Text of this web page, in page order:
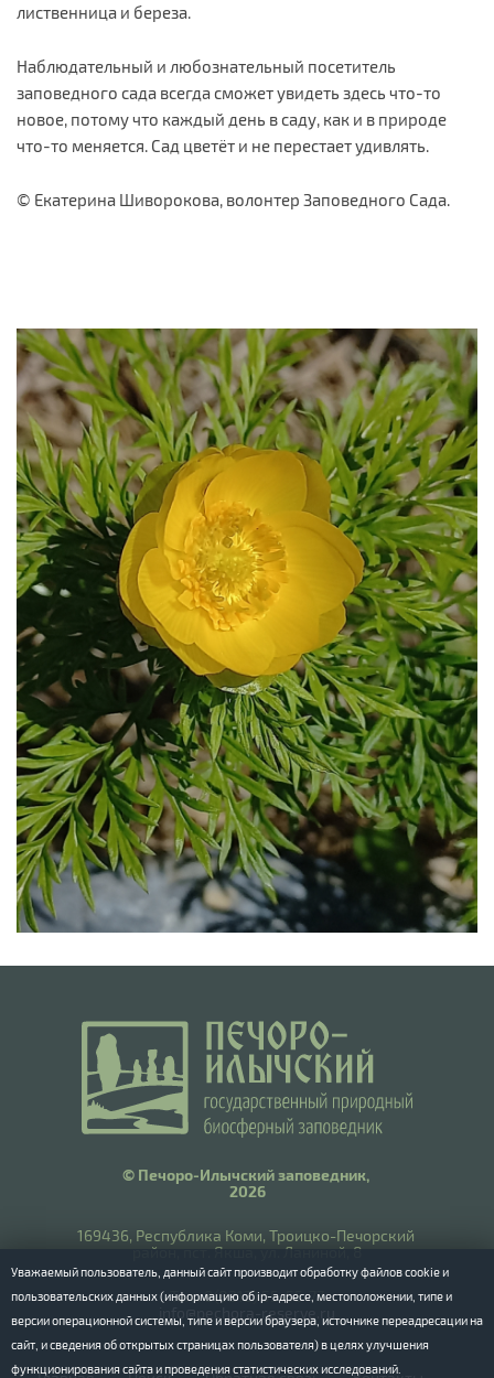
лиственница и береза.
Наблюдательный и любознательный посетитель
заповедного сада всегда сможет увидеть здесь что-то
новое, потому что каждый день в саду, как и в природе
что-то меняется. Сад цветёт и не перестает удивлять.
© Екатерина Шиворокова, волонтер Заповедного Сада.
© Печоро-Илычский заповедник,
2026
169436, Республика Коми, Троицко-Печорский
район, пст. Якша, ул. Ланиной, 8
​Тел.: 8(8212) 55-55-77
info@pechora-reserve.ru
Уважаемый пользователь, данный сайт производит обработку файлов cookie и
пользовательских данных (информацию об ip-адресе, местоположении, типе и
версии операционной системы, типе и версии браузера, источнике переадресации на
сайт, и сведения об открытых страницах пользователя) в целях улучшения
функционирования сайта и проведения статистических исследований.